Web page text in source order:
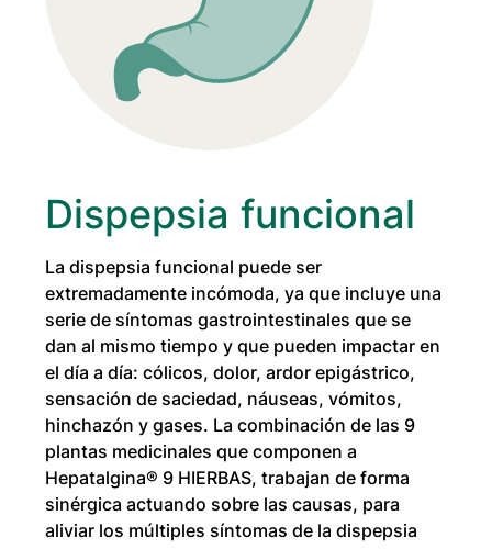
Dispepsia funcional
La dispepsia funcional puede ser
extremadamente incómoda, ya que incluye una
serie de síntomas gastrointestinales que se
dan al mismo tiempo y que pueden impactar en
el día a día: cólicos, dolor, ardor epigástrico,
sensación de saciedad, náuseas, vómitos,
hinchazón y gases. La combinación de las 9
plantas medicinales que componen a
Hepatalgina® 9 HIERBAS, trabajan de forma
sinérgica actuando sobre las causas, para
aliviar los múltiples síntomas de la dispepsia